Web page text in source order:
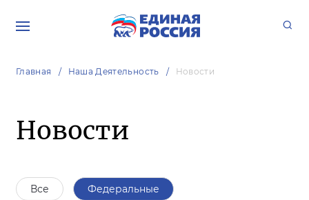
Главная Наша Деятельность Новости
Новости
Все Федеральные